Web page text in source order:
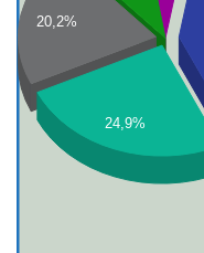
20,2%
24,9%